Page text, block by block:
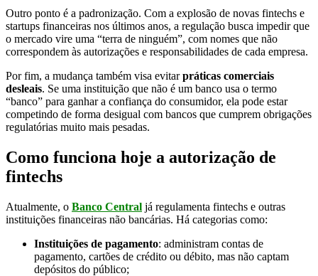
Outro ponto é a padronização. Com a explosão de novas fintechs e
startups financeiras nos últimos anos, a regulação busca impedir que
o mercado vire uma “terra de ninguém”, com nomes que não
correspondem às autorizações e responsabilidades de cada empresa.
Por fim, a mudança também visa evitarpráticas comerciais
desleais. Se uma instituição que não é um banco usa o termo
“banco” para ganhar a confiança do consumidor, ela pode estar
competindo de forma desigual com bancos que cumprem obrigações
regulatórias muito mais pesadas.
Como funciona hoje a autorização de
fintechs
Atualmente, o Banco Central já regulamenta fintechs e outras
instituições financeiras não bancárias. Há categorias como:
Instituições de pagamento: administram contas de
pagamento, cartões de crédito ou débito, mas não captam
depósitos do público;